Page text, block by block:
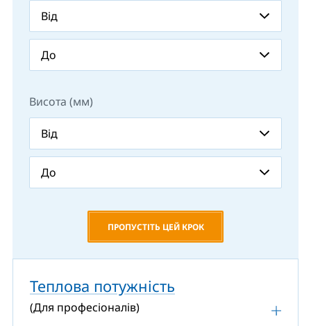
Висота (мм)
ПРОПУСТІТЬ ЦЕЙ КРОК
Теплова потужність
(Для професіоналів)